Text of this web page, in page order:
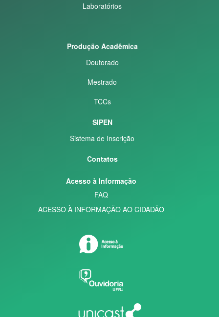
Laboratórios
Produção Acadêmica
Doutorado
Mestrado
TCCs
SIPEN
Sistema de Inscrição
Contatos
Acesso à Informação
FAQ
ACESSO À INFORMAÇÃO AO CIDADÃO